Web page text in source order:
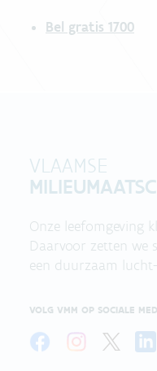
Bel gratis 1700
VLAAMSE
Onze leefomgeving
Daarvoor zetten we
een duurzaam
VOLG VMM OP SOCIALE